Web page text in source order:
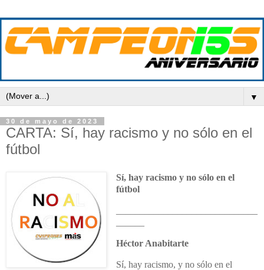
▼
30 de mayo de 2023
CARTA: Sí, hay racismo y no sólo en el
fútbol
Sí, hay racismo y no sólo en el
fútbol
Héctor Anabitarte
Sí, hay racismo, y no sólo en el